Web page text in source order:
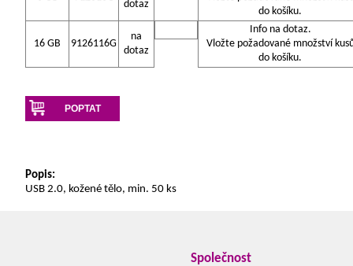
dotaz
do košíku.
16 GB 9126116G
na
dotaz
Info na dotaz.
Vložte požadované množství
do košíku.
POPTAT
Popis:
USB 2.0, kožené tělo, min. 50 ks
Společnost